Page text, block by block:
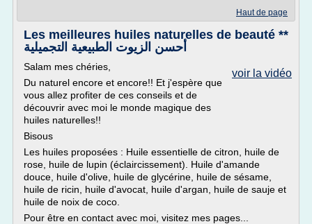
Haut de page
Les meilleures huiles naturelles de beauté **
أحسن الزيوت الطبيعية التجميلية
voir la vidéo
Salam mes chéries,
Du naturel encore et encore!! Et j'espère que
vous allez profiter de ces conseils et de
découvrir avec moi le monde magique des
huiles naturelles!!
Bisous
Les huiles proposées : Huile essentielle de citron, huile de
rose, huile de lupin (éclaircissement). Huile d'amande
douce, huile d'olive, huile de glycérine, huile de sésame,
huile de ricin, huile d'avocat, huile d'argan, huile de sauje et
huile de noix de coco.
Pour être en contact avec moi, visitez mes pages...